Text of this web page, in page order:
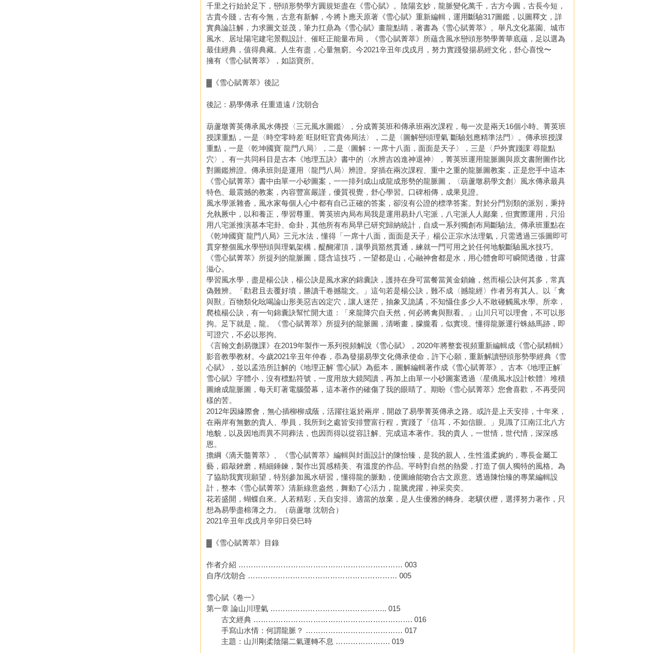
千里之行始於足下，巒頭形勢學方圓規矩盡在《雪心賦》。陰陽玄妙，龍脈變化萬千，古方今圓，古長今短，
古貴今賤，古有今無，古意有新解，今將卜應天原著《雪心賦》重新編輯，運用斷驗317圖鑑，以圖釋文，詳
實典論註解，力求圖文並茂，筆力扛鼎為《雪心賦》畫龍點睛，著書為《雪心賦菁萃》。舉凡文化墓園、城市
風水、居址陽宅建宅景觀設計、催旺正能量布局，《雪心賦菁萃》所蘊含風水巒頭形勢學菁華底蘊，足以選為
最佳經典，值得典藏。人生有盡，心量無窮。今2021辛丑年戊戌月，努力實踐發揚易經文化，舒心喜悅〜
擁有《雪心賦菁萃》，如詣寶所。
▓《雪心賦菁萃》後記
後記：易學傳承 任重道遠 / 沈朝合
葫蘆墩菁英傳承風水傳授〈三元風水圖鑑〉，分成菁英班和傳承班兩次課程，每一次是兩天16個小時。菁英班
授課重點，一是〈時空零時差˙旺財旺官貴佈局法〉，二是〈圖解巒頭理氣˙斷驗剋應精準法門〉。傳承班授課
重點，一是〈乾坤國寶˙龍門八局〉，二是〈圖解：一席十八面，面面是天子〉，三是〈戶外實踐課˙尋龍點
穴〉。有一共同科目是古本《地理五訣》書中的〈水辨吉凶進神退神〉，菁英班運用龍脈圖與原文書附圖作比
對圖鑑辨證。傳承班則是運用〈龍門八局〉辨證。穿插在兩次課程、重中之重的龍脈圖教案，正是您手中這本
《雪心賦菁萃》書中由單一小砂圖案，一一排列成山成龍成形勢的龍脈圖，〈葫蘆墩易學文創〉風水傳承最具
特色、最震撼的教案，內容豐富嚴謹，優質視覺，舒心學習。口碑相傳，成果見證。
風水學派雜沓，風水家每個人心中都有自己正確的答案，卻沒有公證的標準答案。對於分門別類的派別，秉持
允執厥中，以和養正，學習尊重。菁英班內局布局我是運用易卦八宅派，八宅派人人鄙棄，但實際運用，只沿
用八宅派推演基本宅卦、命卦，其他所有布局早已研究歸納統計，自成一系列獨創布局斷驗法。傳承班重點在
《乾坤國寶˙龍門八局》三元水法，懂得「一席十八面，面面是天子」楊公正宗水法理氣，只需透過三張圖即可
貫穿整個風水學巒頭與理氣架構，醍醐灌頂，讓學員豁然貫通，練就一門可用之於任何地貌斷驗風水技巧。
《雪心賦菁萃》所提列的龍脈圖，隱含這技巧，一望都是山，心融神會都是水，用心體會即可瞬間透徹，甘露
滋心。
學習風水學，盡是楊公訣，楊公訣是風水家的錦囊訣，護持在身可當餐當黃金鎖鑰，然而楊公訣何其多，常真
偽難辨。「勸君且去覆好墳，勝讀千卷撼龍文。」這句若是楊公訣，難不成〈撼龍經〉作者另有其人。以「禽
與獸」百物類化吆喝論山形美惡吉凶定穴，讓人迷茫，抽象又詭譎，不知懾住多少人不敢碰觸風水學。所幸，
爬梳楊公訣，有一句錦囊訣幫忙開大道：「來龍降穴自天然，何必將禽與獸看。」山川只可以理會，不可以形
拘。足下就是，龍。《雪心賦菁萃》所提列的龍脈圖，清晰畫，朦朧看，似實境。懂得龍脈運行蛛絲馬跡，即
可證穴，不必以形拘。
《言翰文創易微課》在2019年製作一系列視頻解說《雪心賦》，2020年將整套視頻重新編輯成《雪心賦精輯》
影音教學教材。今歲2021辛丑年仲春，忝為發揚易學文化傳承使命，許下心願，重新解讀巒頭形勢學經典《雪
心賦》，並以孟浩所註解的《地理正解˙雪心賦》為藍本，圖解編輯著作成《雪心賦菁萃》。古本《地理正解˙
雪心賦》字體小，沒有標點符號，一度用放大鏡閱讀，再加上由單一小砂圖案透過〈星僑風水設計軟體〉堆積
圖繪成龍脈圖，每天盯著電腦螢幕，這本著作的確傷了我的眼睛了。期盼《雪心賦菁萃》您會喜歡，不再受同
樣的苦。
2012年因緣際會，無心插柳柳成蔭，活躍往返於兩岸，開啟了易學菁英傳承之路。或許是上天安排，十年來，
在兩岸有無數的貴人、學員，我所到之處皆安排豐富行程，實踐了「信耳，不如信眼。」見識了江南江北八方
地貌，以及因地而異不同葬法，也因而得以從容註解、完成這本著作。我的貴人，一世情，世代情，深深感
恩。
擔綱《滴天髓菁萃》、《雪心賦菁萃》編輯與封面設計的陳怡臻，是我的親人，生性溫柔婉約，專長金屬工
藝，鍛敲銼磨，精細錘鍊，製作出質感精美、有溫度的作品。平時對自然的熱愛，打造了個人獨特的風格。為
了協助我實現願望，特別參加風水研習，懂得龍的脈動，使圖繪能吻合古文原意。透過陳怡臻的專業編輯設
計，整本《雪心賦菁萃》清新綠意盎然，舞動了心活力，龍騰虎躍，神采奕奕。
花若盛開，蝴蝶自來。人若精彩，天自安排。適當的放棄，是人生優雅的轉身。老驥伏櫪，選擇努力著作，只
想為易學盡棉薄之力。（葫蘆墩 沈朝合）
2021辛丑年戊戌月辛卯日癸巳時
▓《雪心賦菁萃》目錄
作者介紹 ………………………………………………………… 003
自序/沈朝合 …………………………………………………… 005
雪心賦《卷一》
第一章 論山川理氣 ……………………………………….. 015
古文經典 ………………………………………………………. 016
手寫山水情：何謂龍脈？ ………………………………… 017
主題：山川剛柔陰陽二氣運轉不息 …………………. 019